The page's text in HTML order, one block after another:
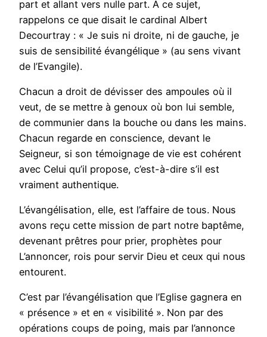
part et allant vers nulle part. A ce sujet,
rappelons ce que disait le cardinal Albert
Decourtray : « Je suis ni droite, ni de gauche, je
suis de sensibilité évangélique » (au sens vivant
de l’Evangile).
Chacun a droit de dévisser des ampoules où il
veut, de se mettre à genoux où bon lui semble,
de communier dans la bouche ou dans les mains.
Chacun regarde en conscience, devant le
Seigneur, si son témoignage de vie est cohérent
avec Celui qu’il propose, c’est-à-dire s’il est
vraiment authentique.
L’évangélisation, elle, est l’affaire de tous. Nous
avons reçu cette mission de part notre baptême,
devenant prêtres pour prier, prophètes pour
L’annoncer, rois pour servir Dieu et ceux qui nous
entourent.
C’est par l’évangélisation que l’Eglise gagnera en
« présence » et en « visibilité ». Non par des
opérations coups de poing, mais par l’annonce